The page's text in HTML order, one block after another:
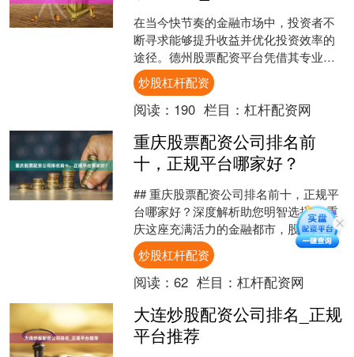
在当今快节奏的金融市场中，投资者不
断寻求能够提升收益并优化投资效率的
途径。德州股票配资平台凭借其专业的
杠杆炒股服务和安全高效的投资环境炒
股杠杆配资，正成为越来越....
炒股杠杆配资
阅读： 190 栏目： 杠杆配资网
重庆股票配资公司排名前
十，正规平台哪家好？
## 重庆股票配资公司排名前十，正规平
台哪家好？深度解析助您明智选择 在重
庆这座充满活力的金融都市，股票配资
市场日益活跃，吸引了众多投资者的目
光。面对市场上琳琅....
炒股杠杆配资
阅读： 62 栏目： 杠杆配资网
大连炒股配资公司排名_正规
平台推荐